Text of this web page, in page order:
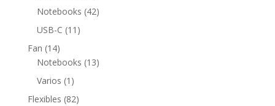
productos
Notebooks 4242
USB-C 11 11
Fan 1414
productos
Notebooks 1313
Varios 1 1
producto
Flexibles 8282